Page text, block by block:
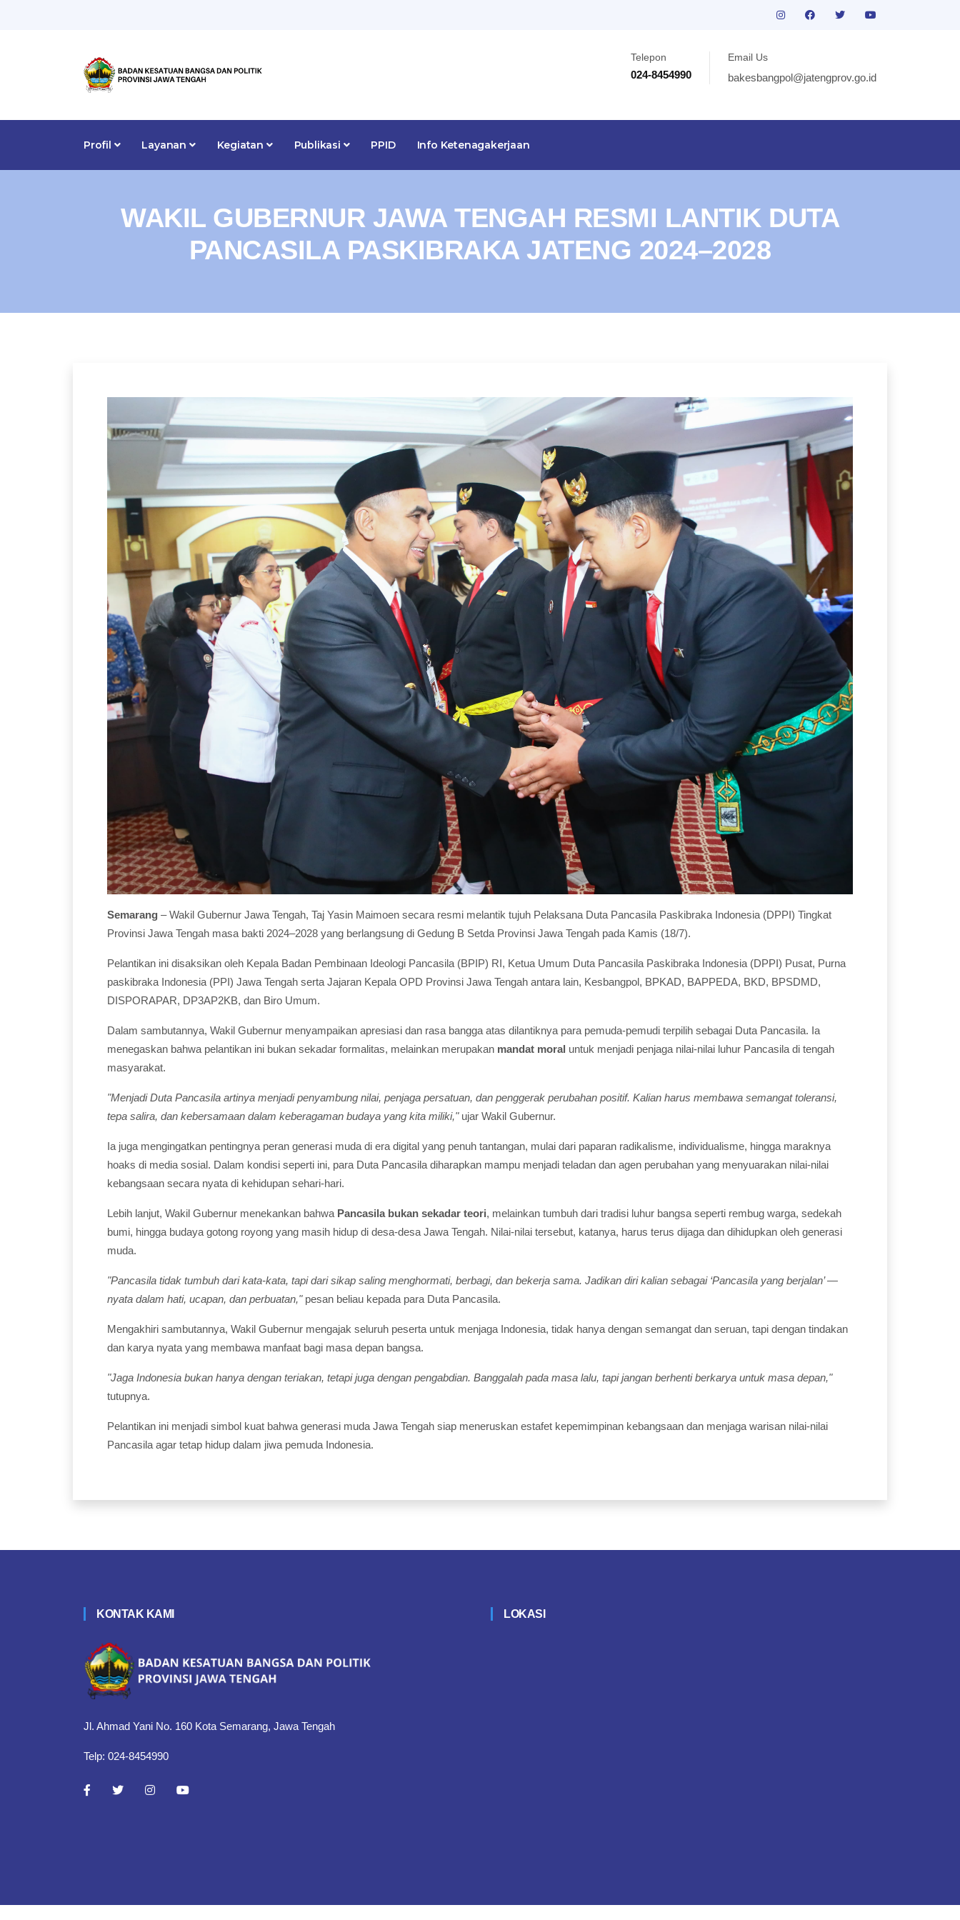
Telepon
024-8454990
Email Us
bakesbangpol@jatengprov.go.id
Profil Layanan Kegiatan Publikasi PPID Info Ketenagakerjaan
WAKIL GUBERNUR JAWA TENGAH RESMI LANTIK DUTA
PANCASILA PASKIBRAKA JATENG 2024–2028
Semarang – Wakil Gubernur Jawa Tengah, Taj Yasin Maimoen secara resmi melantik tujuh Pelaksana Duta Pancasila Paskibraka Indonesia (DPPI) Tingkat
Provinsi Jawa Tengah masa bakti 2024–2028 yang berlangsung di Gedung B Setda Provinsi Jawa Tengah pada Kamis (18/7).
Pelantikan ini disaksikan oleh Kepala Badan Pembinaan Ideologi Pancasila (BPIP) RI, Ketua Umum Duta Pancasila Paskibraka Indonesia (DPPI) Pusat, Purna
paskibraka Indonesia (PPI) Jawa Tengah serta Jajaran Kepala OPD Provinsi Jawa Tengah antara lain, Kesbangpol, BPKAD, BAPPEDA, BKD, BPSDMD,
DISPORAPAR, DP3AP2KB, dan Biro Umum.
Dalam sambutannya, Wakil Gubernur menyampaikan apresiasi dan rasa bangga atas dilantiknya para pemuda-pemudi terpilih sebagai Duta Pancasila. Ia
menegaskan bahwa pelantikan ini bukan sekadar formalitas, melainkan merupakan mandat moral untuk menjadi penjaga nilai-nilai luhur Pancasila di tengah
masyarakat.
"Menjadi Duta Pancasila artinya menjadi penyambung nilai, penjaga persatuan, dan penggerak perubahan positif. Kalian harus membawa semangat toleransi,
tepa salira, dan kebersamaan dalam keberagaman budaya yang kita miliki,"ujar Wakil Gubernur.
Ia juga mengingatkan pentingnya peran generasi muda di era digital yang penuh tantangan, mulai dari paparan radikalisme, individualisme, hingga maraknya
hoaks di media sosial. Dalam kondisi seperti ini, para Duta Pancasila diharapkan mampu menjadi teladan dan agen perubahan yang menyuarakan nilai-nilai
kebangsaan secara nyata di kehidupan sehari-hari.
Lebih lanjut, Wakil Gubernur menekankan bahwa Pancasila bukan sekadar teori, melainkan tumbuh dari tradisi luhur bangsa seperti rembug warga, sedekah
bumi, hingga budaya gotong royong yang masih hidup di desa-desa Jawa Tengah. Nilai-nilai tersebut, katanya, harus terus dijaga dan dihidupkan oleh generasi
muda.
"Pancasila tidak tumbuh dari kata-kata, tapi dari sikap saling menghormati, berbagi, dan bekerja sama. Jadikan diri kalian sebagai ‘Pancasila yang berjalan’ —
nyata dalam hati, ucapan, dan perbuatan,"pesan beliau kepada para Duta Pancasila.
Mengakhiri sambutannya, Wakil Gubernur mengajak seluruh peserta untuk menjaga Indonesia, tidak hanya dengan semangat dan seruan, tapi dengan tindakan
dan karya nyata yang membawa manfaat bagi masa depan bangsa.
"Jaga Indonesia bukan hanya dengan teriakan, tetapi juga dengan pengabdian. Banggalah pada masa lalu, tapi jangan berhenti berkarya untuk masa depan,"
tutupnya.
Pelantikan ini menjadi simbol kuat bahwa generasi muda Jawa Tengah siap meneruskan estafet kepemimpinan kebangsaan dan menjaga warisan nilai-nilai
Pancasila agar tetap hidup dalam jiwa pemuda Indonesia.
KONTAK KAMI
Jl. Ahmad Yani No. 160 Kota Semarang, Jawa Tengah
Telp: 024-8454990
LOKASI